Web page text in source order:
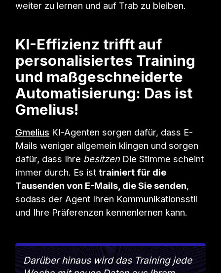
weiter zu lernen und auf Trab zu bleiben.
KI-Effizienz trifft auf
personalisiertes Training
und maßgeschneiderte
Automatisierung: Das ist
Gmelius!
Gmelius KI-Agenten sorgen dafür, dass E-
Mails weniger allgemein klingen und sorgen
dafür, dass Ihre besitzenDie Stimme scheint
immer durch. Es isttrainiert für die
Tausenden von E-Mails, die Sie senden,
sodass der Agent Ihren Kommunikationsstil
und Ihre Präferenzen kennenlernen kann.
Darüber hinaus wird das Training jede